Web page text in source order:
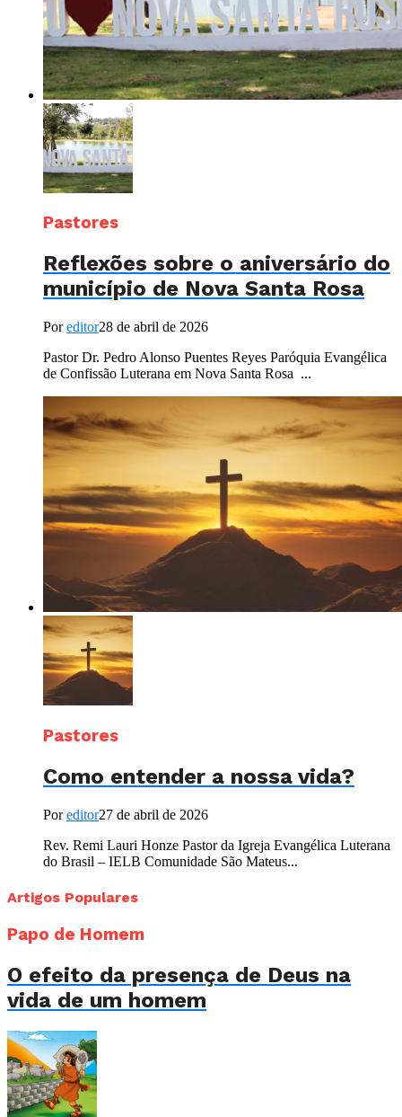
Pastores
Reflexões sobre o aniversário do
município de Nova Santa Rosa
Poreditor28 de abril de 2026
Pastor Dr. Pedro Alonso Puentes Reyes Paróquia Evangélica
de Confissão Luterana em Nova Santa Rosa ...
Pastores
Como entender a nossa vida?
Poreditor27 de abril de 2026
Rev. Remi Lauri Honze Pastor da Igreja Evangélica Luterana
do Brasil – IELB Comunidade São Mateus...
Artigos Populares
Papo de Homem
O efeito da presença de Deus na
vida de um homem